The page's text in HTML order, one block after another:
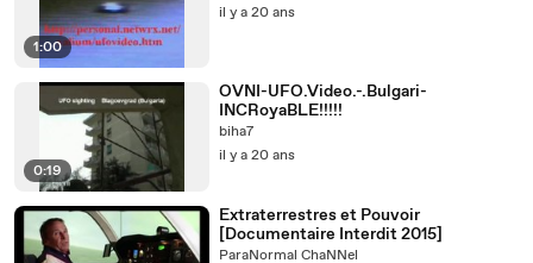
1:00
il y a 20 ans
0:19
OVNI-UFO.Video.-.Bulgari-
INCRoyaBLE!!!!!
biha7
il y a 20 ans
Extraterrestres et Pouvoir
[Documentaire Interdit 2015]
ParaNormal ChaNNel